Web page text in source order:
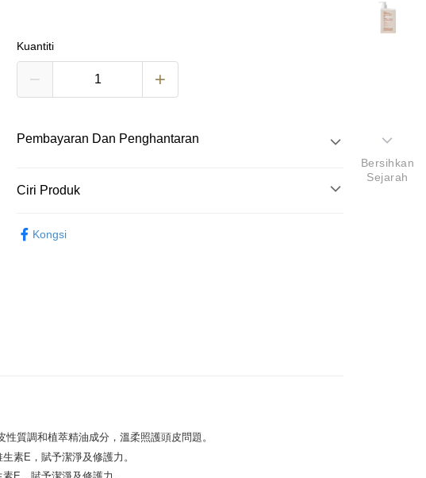
Kuantiti
Pembayaran Dan Penghantaran
Kaedah Pembayaran
Apple Pay
Ciri Produk
9830572
Kongsi
Bersihkan
Sejarah